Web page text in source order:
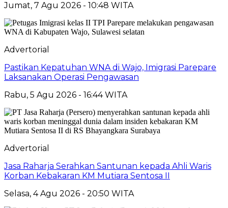
Jumat, 7 Agu 2026 - 10:48 WITA
Advertorial
Pastikan Kepatuhan WNA di Wajo, Imigrasi Parepare
Laksanakan Operasi Pengawasan
Rabu, 5 Agu 2026 - 16:44 WITA
Advertorial
Jasa Raharja Serahkan Santunan kepada Ahli Waris
Korban Kebakaran KM Mutiara Sentosa II
Selasa, 4 Agu 2026 - 20:50 WITA